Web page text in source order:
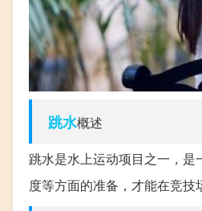
跳水概述
跳水是水上运动项目之一，
度等方面的准备，才能在竞技